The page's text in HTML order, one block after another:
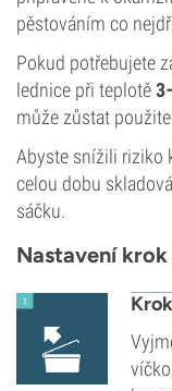
pěstováním co
Pokud potřebujete
lednice při teplotě
může zůstat
Abyste snížili riziko
celou dobu
sáčku.
Nastavení